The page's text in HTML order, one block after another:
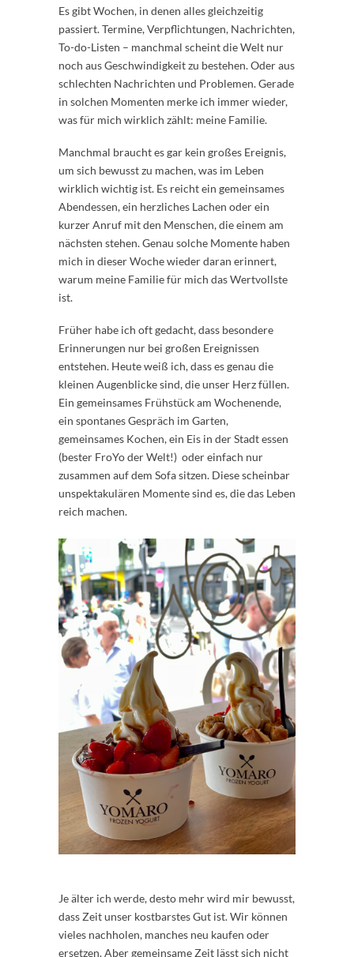
Es gibt Wochen, in denen alles gleichzeitig
passiert. Termine, Verpflichtungen, Nachrichten,
To-do-Listen – manchmal scheint die Welt nur
noch aus Geschwindigkeit zu bestehen. Oder aus
schlechten Nachrichten und Problemen. Gerade
in solchen Momenten merke ich immer wieder,
was für mich wirklich zählt: meine Familie.
Manchmal braucht es gar kein großes Ereignis,
um sich bewusst zu machen, was im Leben
wirklich wichtig ist. Es reicht ein gemeinsames
Abendessen, ein herzliches Lachen oder ein
kurzer Anruf mit den Menschen, die einem am
nächsten stehen. Genau solche Momente haben
mich in dieser Woche wieder daran erinnert,
warum meine Familie für mich das Wertvollste
ist.
Früher habe ich oft gedacht, dass besondere
Erinnerungen nur bei großen Ereignissen
entstehen. Heute weiß ich, dass es genau die
kleinen Augenblicke sind, die unser Herz füllen.
Ein gemeinsames Frühstück am Wochenende,
ein spontanes Gespräch im Garten,
gemeinsames Kochen, ein Eis in der Stadt essen
(bester FroYo der Welt!) oder einfach nur
zusammen auf dem Sofa sitzen. Diese scheinbar
unspektakulären Momente sind es, die das Leben
reich machen.
Je älter ich werde, desto mehr wird mir bewusst,
dass Zeit unser kostbarstes Gut ist. Wir können
vieles nachholen, manches neu kaufen oder
ersetzen. Aber gemeinsame Zeit lässt sich nicht